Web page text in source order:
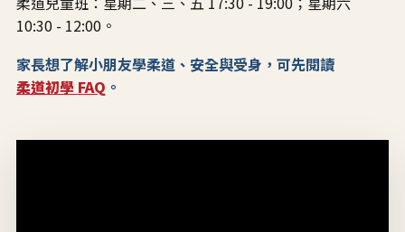
10:30 - 12:00。
家長想了解小朋友學柔道、安全與受身，可先閱讀
柔道初學 FAQ 。